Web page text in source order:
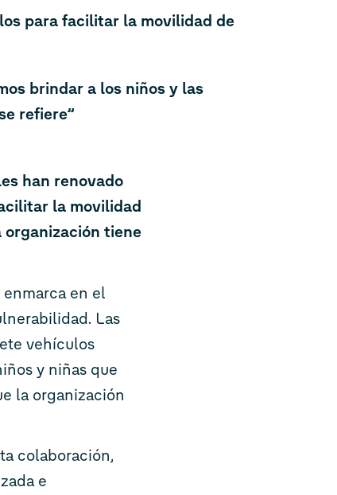
para facilitar la movilidad de
brindar a los niños y las
refiere”
han renovado
la movilidad
organización tiene
enmarca en el
Las
vehículos
y niñas que
la organización
colaboración,
e